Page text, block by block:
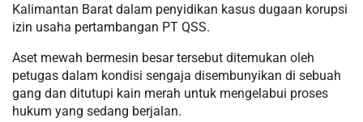
Kalimantan Barat dalam penyidikan kasus dugaan korupsi
izin usaha pertambangan PT QSS.
Aset mewah bermesin besar tersebut ditemukan oleh
petugas dalam kondisi sengaja disembunyikan di sebuah
gang dan ditutupi kain merah untuk mengelabui proses
hukum yang sedang berjalan.